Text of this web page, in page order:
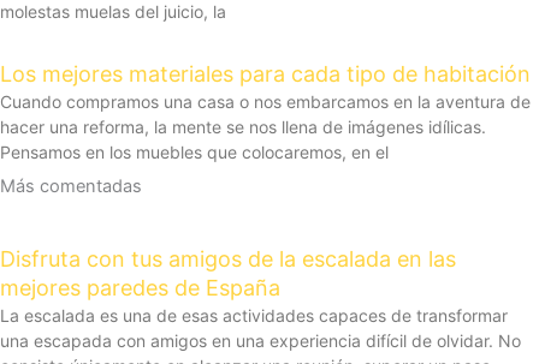
molestas muelas del juicio, la
Los mejores materiales para cada tipo de habitación
Cuando compramos una casa o nos embarcamos en la aventura de
hacer una reforma, la mente se nos llena de imágenes idílicas.
Pensamos en los muebles que colocaremos, en el
Más comentadas
Disfruta con tus amigos de la escalada en las
mejores paredes de España
La escalada es una de esas actividades capaces de transformar
una escapada con amigos en una experiencia difícil de olvidar. No